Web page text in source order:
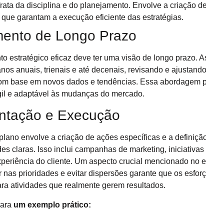
da disciplina e do planejamento. Envolve a criação
garantam a execução eficiente das estratégias.
de Longo Prazo
estratégico eficaz deve ter uma visão de longo prazo.
anuais, trienais e até decenais, revisando e
base em novos dados e tendências. Essa abordagem
e adaptável às mudanças do mercado.
e Execução
envolve a criação de ações específicas e a
claras. Isso inclui campanhas de marketing,
do cliente. Um aspecto crucial mencionado no
nas prioridades e evitar dispersões garante que os
atividades que realmente gerem resultados.
um exemplo prático: